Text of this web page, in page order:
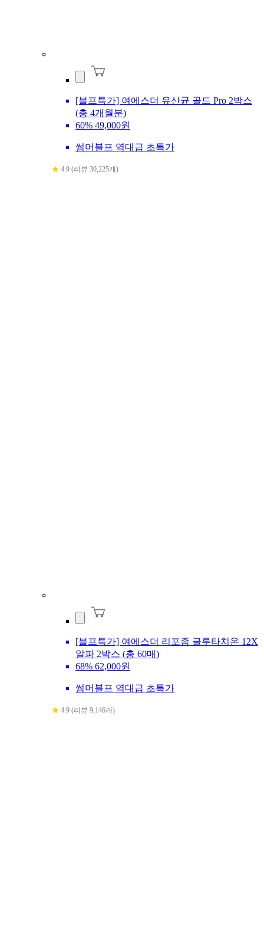
[블프특가] 여에스더 유산균 골드 Pro 2박스
(총 4개월분)
60% 49,000원
썸머블프 역대급 초특가
4.9 (리뷰 30,225개)
[블프특가] 여에스더 리포좀 글루타치온 12X
알파 2박스 (총 60매)
68% 62,000원
썸머블프 역대급 초특가
4.9 (리뷰 9,146개)